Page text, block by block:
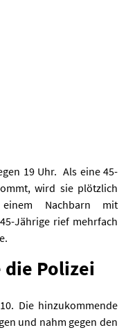
19 Uhr. Als eine 45-
wird sie plötzlich
Nachbarn mit
Jährige rief mehrfach
die Polizei
Die hinzukommende
und nahm gegen den